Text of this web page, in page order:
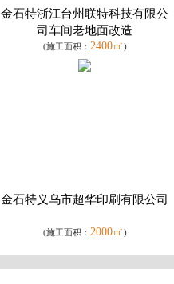
金石特浙江台州联特科技有限公
司车间老地面改造
(施工面积： 2400㎡)
金石特义乌市超华印刷有限公司
(施工面积： 2000㎡)